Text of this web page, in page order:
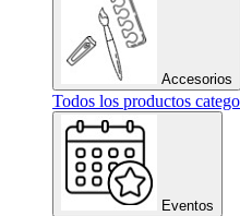
Accesorios
Todos los productos
Eventos